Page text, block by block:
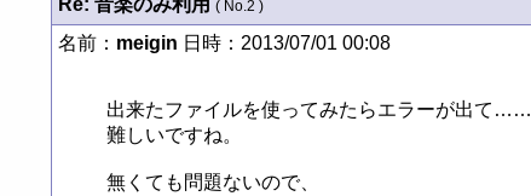
Re: 音楽のみ利用 ( No.2 )
名前： meigin 日時：2013/07/01 00:08
出来たファイルを使ってみたらエラーが出て……
難しいですね。
無くても問題ないので、